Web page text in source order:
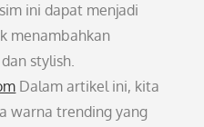
ini dapat menjadi
menambahkan
stylish.
Dalam artikel ini, kita
warna trending yang